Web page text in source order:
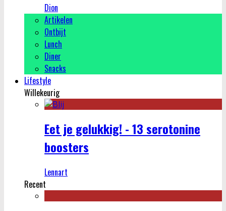
Dion
Artikelen
Ontbijt
Lunch
Diner
Snacks
Lifestyle
Willekeurig
Eet je gelukkig! - 13 serotonine
boosters
Lennart
Recent